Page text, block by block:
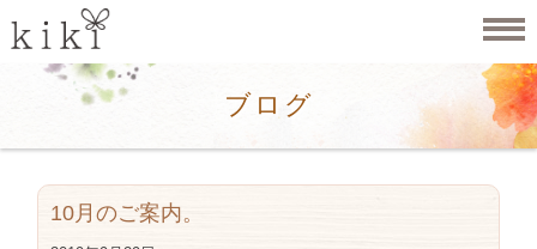
ブログ
10月のご案内。